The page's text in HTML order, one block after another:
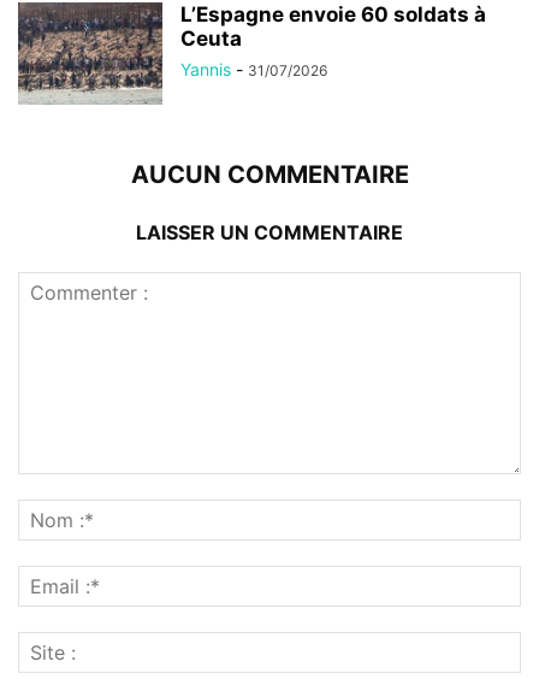
L’Espagne envoie 60 soldats à
Ceuta
Yannis - 31/07/2026
AUCUN COMMENTAIRE
LAISSER UN COMMENTAIRE